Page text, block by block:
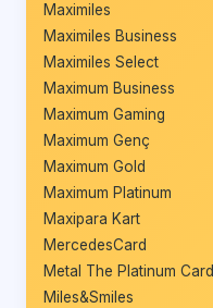
Maximiles
Maximiles Business
Maximiles Select
Maximum Business
Maximum Gaming
Maximum Genç
Maximum Gold
Maximum Platinum
Maxipara Kart
MercedesCard
Metal The Platinum Card
Miles&Smiles